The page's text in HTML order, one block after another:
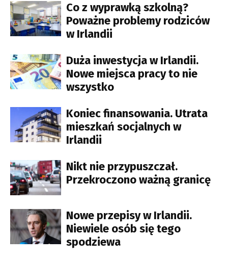
Co z wyprawką szkolną?
Poważne problemy rodziców
w Irlandii
Duża inwestycja w Irlandii.
Nowe miejsca pracy to nie
wszystko
Koniec finansowania. Utrata
mieszkań socjalnych w
Irlandii
Nikt nie przypuszczał.
Przekroczono ważną granicę
Nowe przepisy w Irlandii.
Niewiele osób się tego
spodziewa